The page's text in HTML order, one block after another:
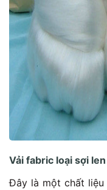
Vải fabric loại sợi len
Đây là một chất